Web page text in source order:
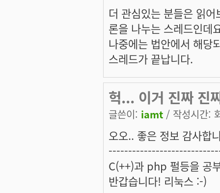
더 관심있는 분들은 읽
론을 나누는 스레드인데
나중에는 법안에서 해당
스레드가 끝납니다.
헉... 이거 진짜 진
글쓴이: iamt / 작성시간:
오오.. 좋은 정보 감사합
C(++)과 php 펄등을 공
반갑습니다! 리눅스 :-)